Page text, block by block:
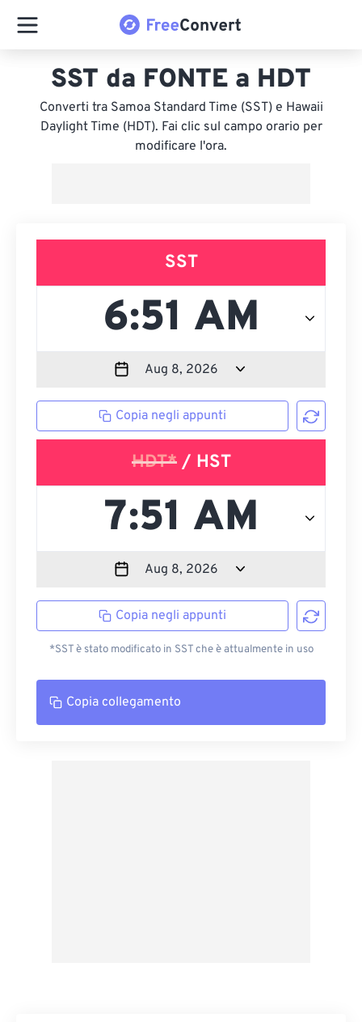
SST da FONTE a HDT
Converti tra Samoa Standard Time (SST) e Hawaii
Daylight Time (HDT). Fai clic sul campo orario per
modificare l'ora.
SST
Copia negli appunti
HDT*/ HST
Copia negli appunti
*SST è stato modificato in SST che è attualmente in uso
Copia collegamento